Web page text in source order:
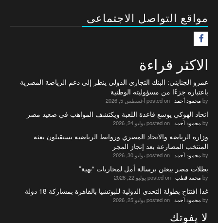
مواقع التواصل الاجتماعى
الاكثر قراءة
عمرو الجنايني: البنك التجاري الدولي ينظر إلى دعم الرياضة المصرية
باعتباره جزءًا من مسؤوليته الوطنية
by محمود أحمد | posted on أغسطس 5, 2026
اتحاد الهوكي يوسع قاعدة اللعبة ويكتشف المواهب في صعيد مصر
by محمود أحمد | posted on يوليو 24, 2026
وزارة الرياضة والاتحاد المصري وروابط الرياضية يستقبلون بعثة
المنتخب المصارعة بعد إنجاز المجر
by محمود أحمد | posted on يوليو 30, 2026
بطلات مصر يبعثن برسالة أمل لمحاربات “بهية”
by محمد قطب | posted on يوليو 22, 2026
غدا افتتاح بطولة التحدي الدولية للبوتشيا بالقاهرة بمشاركة 18 دولة
by محمود أحمد | posted on يوليو 25, 2026
لا يفوتك